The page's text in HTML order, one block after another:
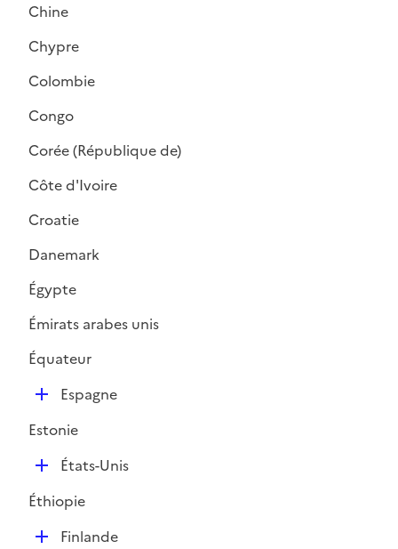
Chine
Chypre
Colombie
Congo
Corée (République de)
Côte d'Ivoire
Croatie
Danemark
Égypte
Émirats arabes unis
Équateur
D
p
e
Espagne
Estonie
D
p
États-Unis
Éthiopie
DFinlande